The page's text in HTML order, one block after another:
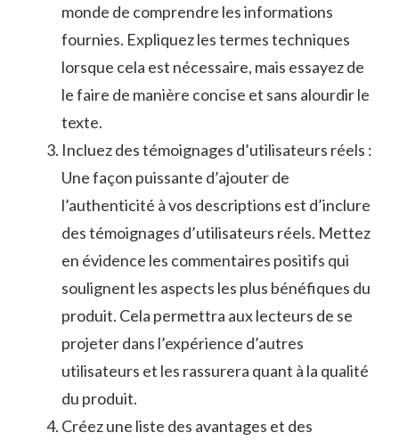
monde de⁣ comprendre les informations
fournies. Expliquez ​les termes techniques
lorsque⁤ cela⁤ est ‍nécessaire, mais essayez de
⁤le⁣ faire de manière concise ⁣et sans alourdir le
texte.
Incluez des témoignages d’utilisateurs réels‌ :
⁣Une façon ‌puissante⁢ d’ajouter de
l’authenticité à vos descriptions est d’inclure
des témoignages d’utilisateurs réels. Mettez
en évidence‌ les commentaires positifs ⁤qui
soulignent les aspects les plus bénéfiques du
produit.​ Cela permettra aux lecteurs de⁤ se
projeter‌ dans l’expérience ⁣d’autres​
utilisateurs et les⁤ rassurera quant à ⁣la qualité
du produit.
Créez une liste des avantages et des